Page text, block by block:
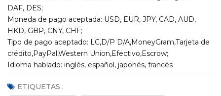
DAF, DES;
Moneda de pago aceptada: USD, EUR, JPY, CAD, AUD,
HKD, GBP, CNY, CHF;
Tipo de pago aceptado: LC,D/P D/A,MoneyGram,Tarjeta de
crédito,PayPal,Western Union,Efectivo,Escrow;
Idioma hablado: inglés, español, japonés, francés
ETIQUETAS :